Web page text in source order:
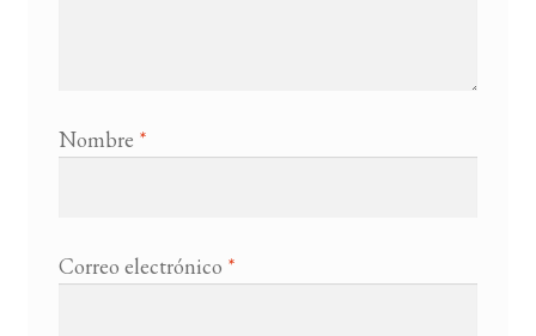
Nombre *
Correo electrónico *